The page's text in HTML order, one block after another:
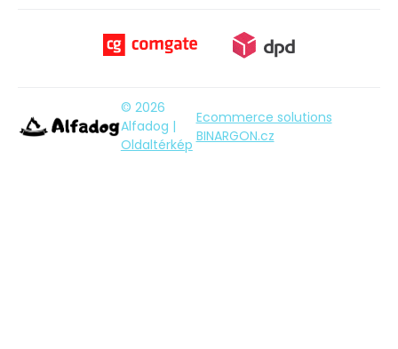
© 2026
Alfadog |
Oldaltérkép
Ecommerce solutions
BINARGON.cz